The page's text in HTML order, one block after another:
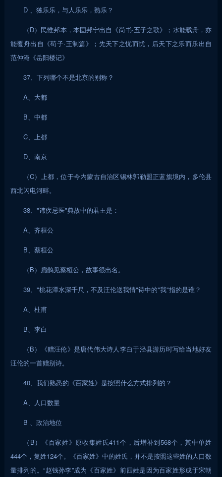
D 、独乐乐，与人乐乐，熟乐？
（D）民惟邦本，本固邦宁出自《尚书·五子之歌》；水能载舟，亦
能覆舟出自《荀子·王制篇》；先天下之忧而忧，后天下之乐而乐出自
范仲淹《岳阳楼记》
37、下列哪个不是北京的别称？
A、大都
B、中都
C、上都
D、南京
（C）上都，位于今内蒙古自治区锡林郭勒盟正蓝旗境内，多伦县
西北闪电河畔。
38、"讳疾忌医"典故中的君王是：
A、齐桓公
B、蔡桓公
（B）扁鹊见蔡桓公，故事很出名。
39、"桃花潭水深千尺，不及汪伦送我情"诗中的"我"指的是谁？
A、杜甫
B、李白
（B）《赠汪伦》是唐代伟大诗人李白于泾县游历时写给当地好友
汪伦的一首赠别诗。
40、我们熟悉的《百家姓》是按照什么方式排列的？
A、人口数量
B 、政治地位
（B）《百家姓》原收集姓氏411个，后增补到568个，其中单姓
444个，复姓124个。《百家姓》中的姓氏，并不是按照这些姓的人口数
量排列的。“赵钱孙李”成为《百家姓》前四姓是因为百家姓形成于宋朝